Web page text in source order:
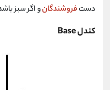
دست فروشندگانو اگر سبز
کندل Base